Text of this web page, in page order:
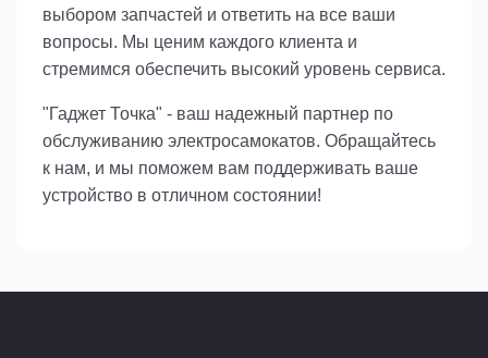
выбором запчастей и ответить на все ваши
вопросы. Мы ценим каждого клиента и
стремимся обеспечить высокий уровень сервиса.
"Гаджет Точка" - ваш надежный партнер по
обслуживанию электросамокатов. Обращайтесь
к нам, и мы поможем вам поддерживать ваше
устройство в отличном состоянии!